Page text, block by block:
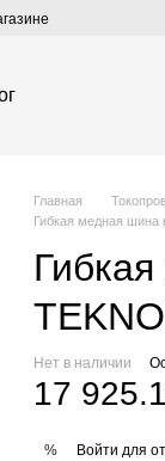
Главная
Гибкая медная шина
Нет в наличии
17
% Войти для